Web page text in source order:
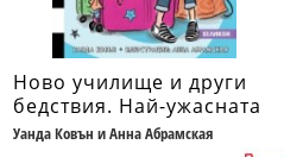
Ново училище и други
бедствия. Най-ужасната
съквартирантка на света:
Уанда Ковън и Анна Абрамская